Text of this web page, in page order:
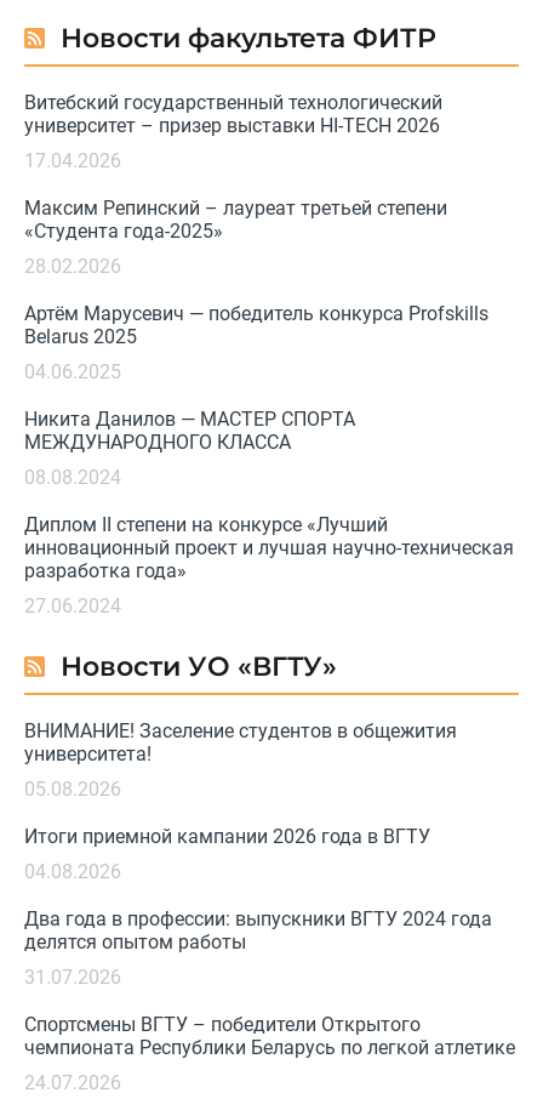
Новости факультета ФИТР
Витебский государственный технологический
университет – призер выставки HI-TECH 2026
17.04.2026
Максим Репинский – лауреат третьей степени
«Студента года-2025»
28.02.2026
Артём Марусевич — победитель конкурса Profskills
Belarus 2025
04.06.2025
Никита Данилов — МАСТЕР СПОРТА
МЕЖДУНАРОДНОГО КЛАССА
08.08.2024
Диплом II степени на конкурсе «Лучший
инновационный проект и лучшая научно-техническая
разработка года»
27.06.2024
Новости УО «ВГТУ»
ВНИМАНИЕ! Заселение студентов в общежития
университета!
05.08.2026
Итоги приемной кампании 2026 года в ВГТУ
04.08.2026
Два года в профессии: выпускники ВГТУ 2024 года
делятся опытом работы
31.07.2026
Спортсмены ВГТУ – победители Открытого
чемпионата Республики Беларусь по легкой атлетике
24.07.2026